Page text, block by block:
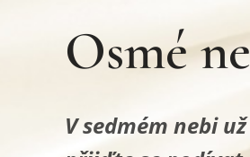
Osmé
V sedmém nebi